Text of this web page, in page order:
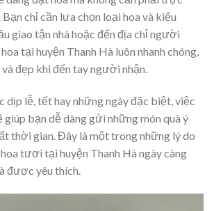
chỉ cần lựa chọn loại hoa và kiểu
giao tận nhà hoặc đến địa chỉ người
tại huyện Thanh Hà luôn nhanh chóng,
đẹp khi đến tay người nhận.
dịp lễ, tết hay những ngày đặc biệt, việc
giúp bạn dễ dàng gửi những món quà ý
thời gian. Đây là một trong những lý do
tươi tại huyện Thanh Hà ngày càng
được yêu thích.